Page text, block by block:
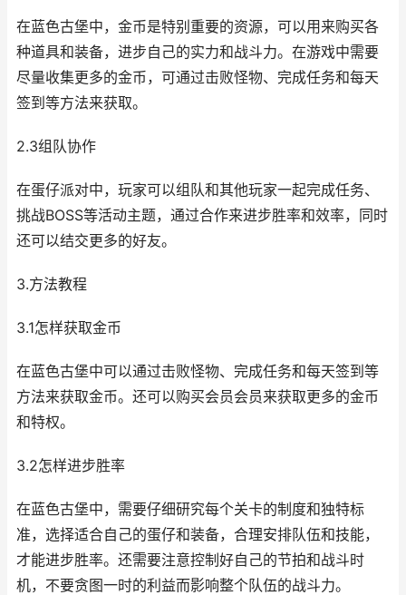
在蓝色古堡中，金币是特别重要的资源，可以用来购买各
种道具和装备，进步自己的实力和战斗力。在游戏中需要
尽量收集更多的金币，可通过击败怪物、完成任务和每天
签到等方法来获取。
2.3组队协作
在蛋仔派对中，玩家可以组队和其他玩家一起完成任务、
挑战BOSS等活动主题，通过合作来进步胜率和效率，同时
还可以结交更多的好友。
3.方法教程
3.1怎样获取金币
在蓝色古堡中可以通过击败怪物、完成任务和每天签到等
方法来获取金币。还可以购买会员会员来获取更多的金币
和特权。
3.2怎样进步胜率
在蓝色古堡中，需要仔细研究每个关卡的制度和独特标
准，选择适合自己的蛋仔和装备，合理安排队伍和技能，
才能进步胜率。还需要注意控制好自己的节拍和战斗时
机，不要贪图一时的利益而影响整个队伍的战斗力。